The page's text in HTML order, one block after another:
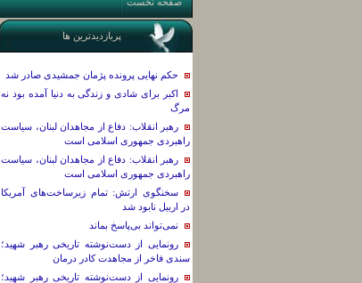
پربازدیدترین ها
حکم نهایی پرونده پژمان جمشیدی صادر شد
اکبر برای شادی و زندگی به دنیا آمده بود نه
مرگ
رهبر انقلاب: دفاع از مجاهدان لبنان، سیاست
راهبردی جمهوری اسلامی است
رهبر انقلاب: دفاع از مجاهدان لبنان، سیاست
راهبردی جمهوری اسلامی است
سخنگوی ارتش: تمام زیرساخت‌های آمریکا
در اربیل نابود شد
نمی‌تواند بی‌پاسخ بماند
رونمایی از دست‌نوشته تاریخی رهبر شهید؛
سندی فاخر از مجاهدت کادر درمان
رونمایی از دست‌نوشته تاریخی رهبر شهید؛